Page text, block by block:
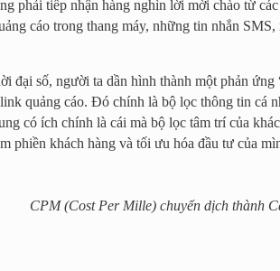
phải tiếp nhận hàng nghìn lời mời chào từ
cáo trong thang máy, những tin nhắn
đại số, người ta dần hình thành một phản
quảng cáo. Đó chính là bộ lọc thông tin cá
có ích chính là cái mà bộ lọc tâm trí của
phiền khách hàng và tối ưu hóa đầu tư của
CPM (Cost Per Mille) chuyển dịch thành